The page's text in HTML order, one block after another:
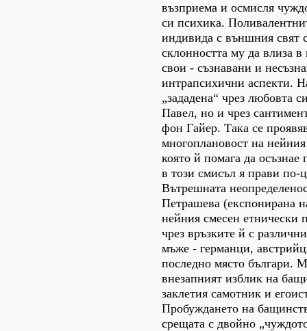
възприема и осмисля
си психика.
индивида с външния свят
склонността му да влиза в
свои - съзнавани и
интрапсихични аспекти.
„зададена“ чрез любовта
Павел, но и чрез
фон Гайер. Така се
многоплановост на
която й помага да осъзнае
в този смисъл я прави по-
Вътрешната
Петрашева (експонирана
нейния смесен етнически
чрез връзките й с
мъже - германци,
последно място българи.
внезапният изблик на
заклетия самотник и
Пробуждането на
срещата с двойно